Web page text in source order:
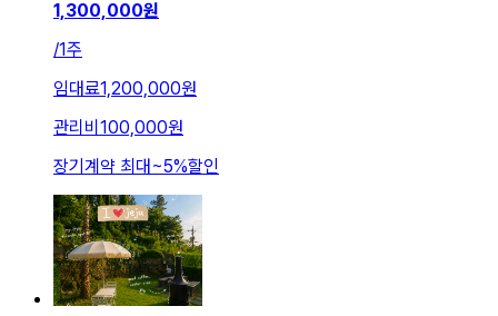
1,300,000원
/1주
임대료1,200,000원
관리비 100,000원
장기계약 최대~5%할인